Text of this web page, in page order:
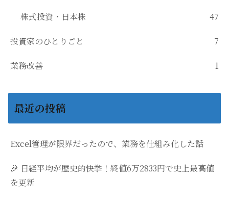
株式投資・日本株 47
投資家のひとりごと 7
業務改善 1
最近の投稿
Excel管理が限界だったので、業務を仕組み化した話
🎉 日経平均が歴史的快挙！終値6万2833円で史上最高値
を更新